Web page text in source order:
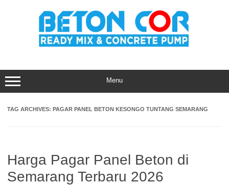
Menu
TAG ARCHIVES: PAGAR PANEL BETON KESONGO TUNTANG SEMARANG
Harga Pagar Panel Beton di
Semarang Terbaru 2026